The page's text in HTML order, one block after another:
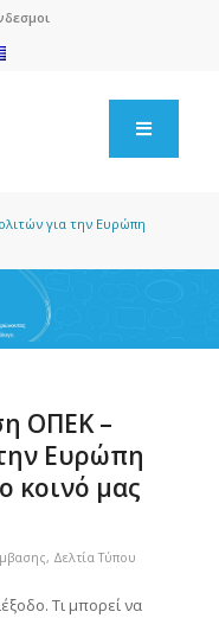
για την Ευρώπη
ΟΠΕΚ –
Ευρώπη
κοινό μας
, Δελτία Τύπου
Τι μπορεί να